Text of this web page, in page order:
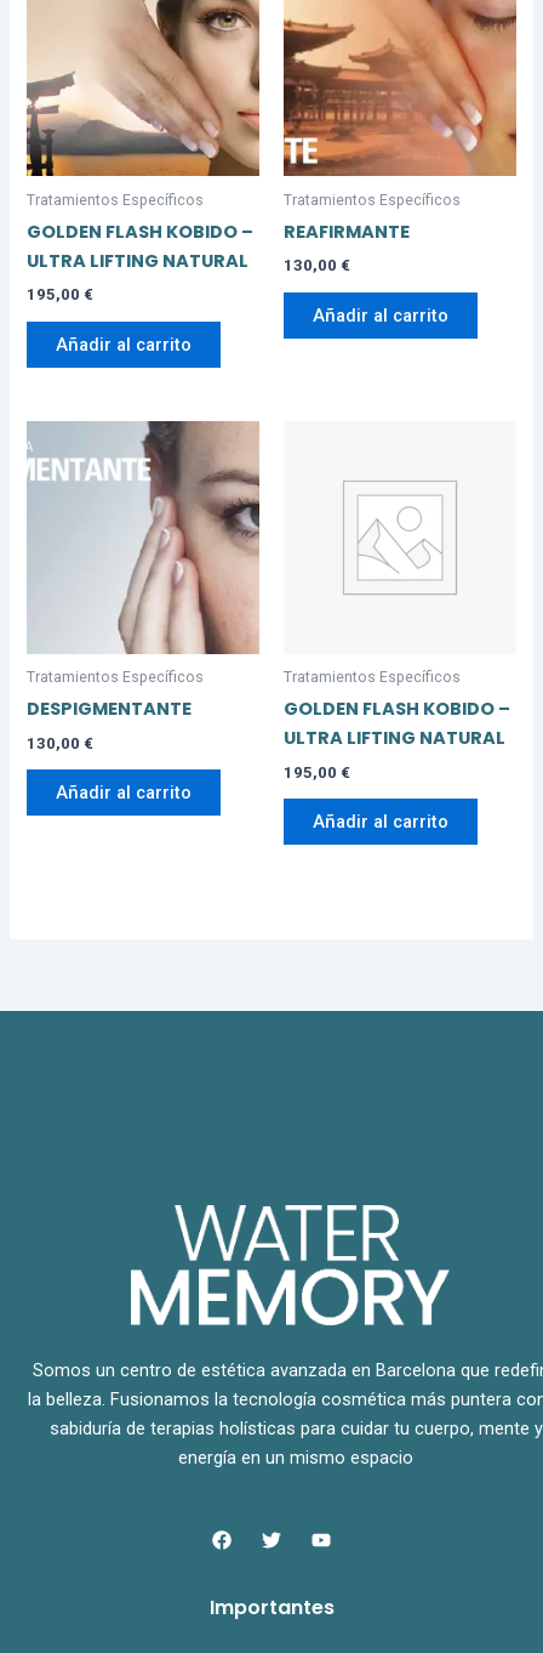
Tratamientos Específicos
GOLDEN FLASH KOBIDO –
ULTRA LIFTING NATURAL
195,00 €
Añadir al carrito
Tratamientos Específicos
REAFIRMANTE
130,00 €
Añadir al carrito
Tratamientos Específicos
DESPIGMENTANTE
130,00 €
Añadir al carrito
Tratamientos Específicos
GOLDEN FLASH KOBIDO –
ULTRA LIFTING NATURAL
195,00 €
Añadir al carrito
Somos un centro de estética avanzada en Barcelona que
la belleza. Fusionamos la tecnología cosmética más puntera
sabiduría de terapias holísticas para cuidar tu cuerpo, mente y
energía en un mismo espacio
F
a
b
T
w
t
Y
o
u
Importantes